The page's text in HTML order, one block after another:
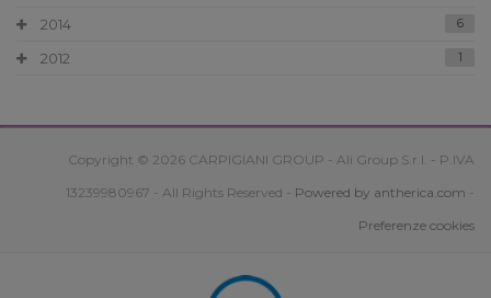
2014 6
2012 1
Copyright © 2026 CARPIGIANI GROUP - Ali Group S.r.l. - P.IVA
13239980967 - All Rights Reserved - Powered by antherica.com -
Preferenze cookies